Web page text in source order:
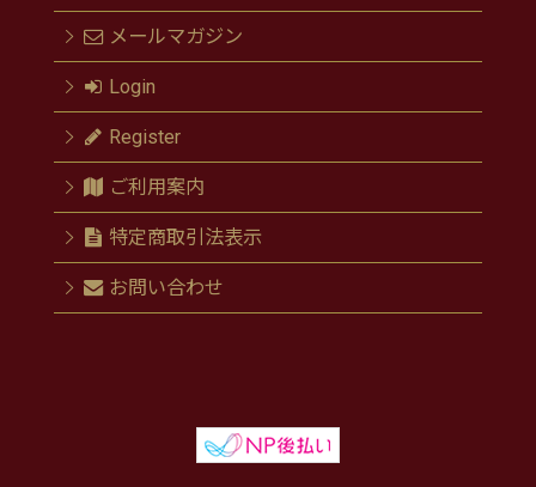
メールマガジン
Login
Register
ご利用案内
特定商取引法表示
お問い合わせ